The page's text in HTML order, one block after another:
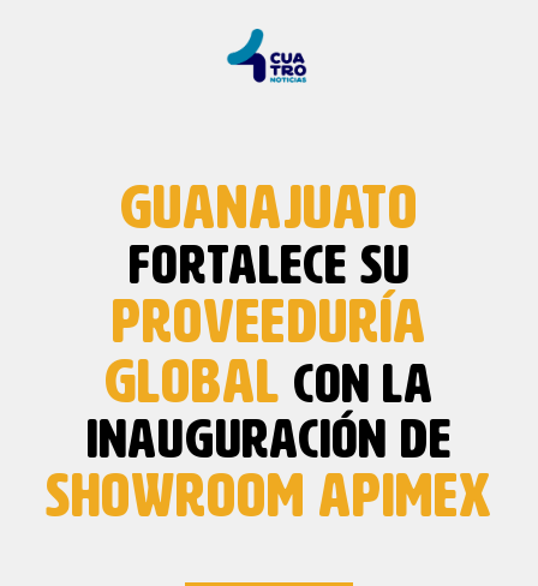
GUANAJUATO
FORTALECE SU
PROVEEDURÍA
GLOBAL CON LA
INAUGURACIÓN DE
SHOWROOM APIMEX